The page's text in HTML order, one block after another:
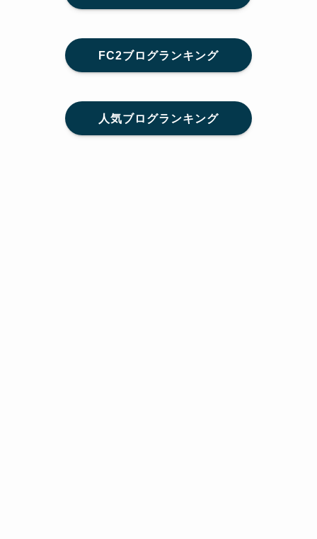
FC2ブログランキング
人気ブログランキング